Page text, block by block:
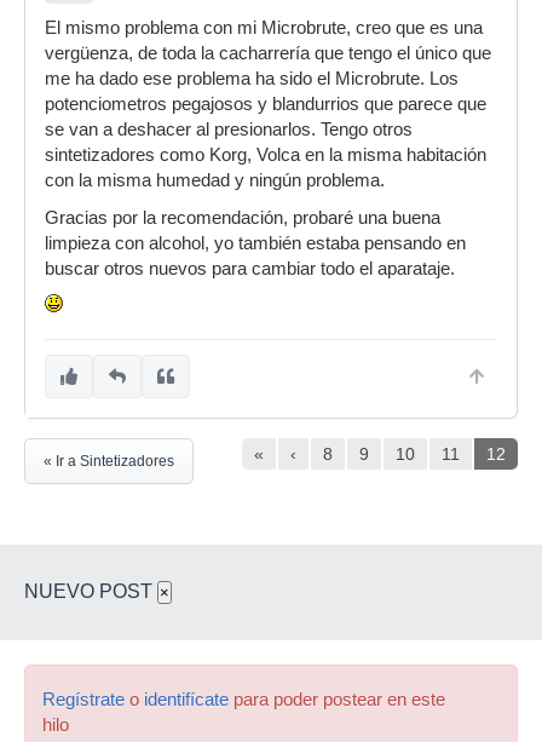
El mismo problema con mi Microbrute, creo que es una
vergüenza, de toda la cacharrería que tengo el único que
me ha dado ese problema ha sido el Microbrute. Los
potenciometros pegajosos y blandurrios que parece que
se van a deshacer al presionarlos. Tengo otros
sintetizadores como Korg, Volca en la misma habitación
con la misma humedad y ningún problema.
Gracias por la recomendación, probaré una buena
limpieza con alcohol, yo también estaba pensando en
buscar otros nuevos para cambiar todo el aparataje.
« ‹ 8 9 10 11 12
« Ir a Sintetizadores
NUEVO POST ×
Regístrate o identifícate para poder postear en este
hilo